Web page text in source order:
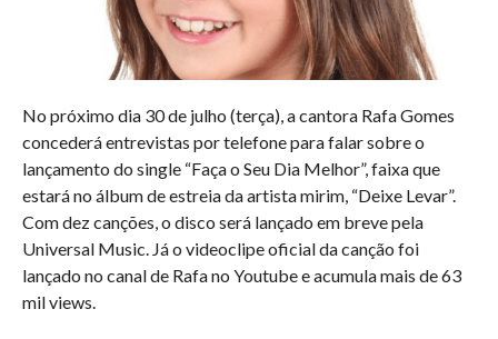
No próximo dia 30 de julho (terça), a cantora Rafa Gomes
concederá entrevistas por telefone para falar sobre o
lançamento do single “Faça o Seu Dia Melhor”, faixa que
estará no álbum de estreia da artista mirim, “Deixe Levar”.
Com dez canções, o disco será lançado em breve pela
Universal Music. Já o videoclipe oficial da canção foi
lançado no canal de Rafa no Youtube e acumula mais de 63
mil views.